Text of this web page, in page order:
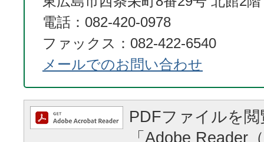
電話：082-420-0978
ファックス：082-422-6540
メールでのお問い合わせ
PDFファイルを
「Adobe Reader